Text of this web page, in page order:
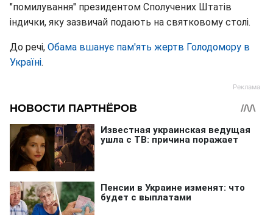
"помилування" президентом Сполучених Штатів
індички, яку зазвичай подають на святковому столі.
До речі, Обама вшанує пам'ять жертв Голодомору в
Україні.